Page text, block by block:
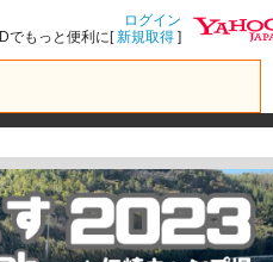
ログイン
IDでもっと便利に[新規取得 ]